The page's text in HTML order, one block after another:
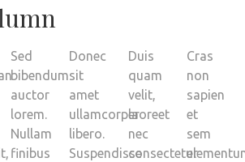
Sed
bibendum
auctor
lorem.
Nullam
finibus
Donec
sit
amet
ullamcorper
libero.
Suspendisse
Duis
quam
velit,
laoreet
nec
consectetur
Cras
non
sapien
et
sem